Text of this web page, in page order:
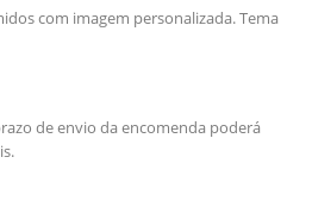
com imagem personalizada. Tema
de envio da encomenda poderá